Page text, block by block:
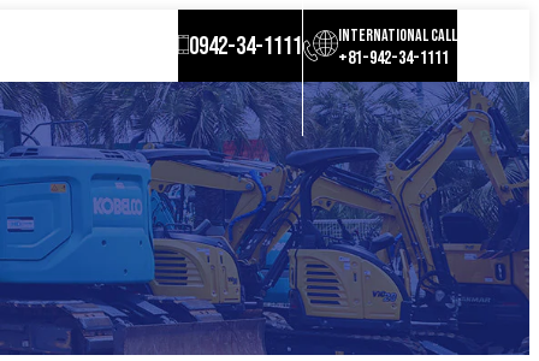
0942-34-1111 INTERNATIONAL CALL
+81-942-34-1111